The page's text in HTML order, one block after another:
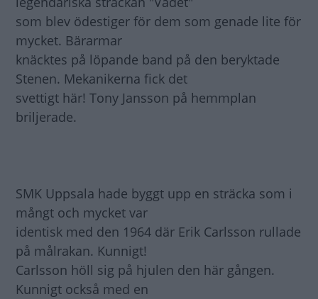
som blev ödestiger för dem som genade lite för
mycket. Bärarmar
knäcktes på löpande band på den beryktade
Stenen. Mekanikerna fick det
svettigt här! Tony Jansson på hemmplan
briljerade.
SMK Uppsala hade byggt upp en sträcka som i
mångt och mycket var
identisk med den 1964 där Erik Carlsson rullade
på målrakan. Kunnigt!
Carlsson höll sig på hjulen den här gången.
Kunnigt också med en